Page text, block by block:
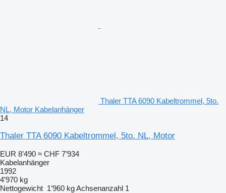
Thaler TTA 6090 Kabeltrommel, 5to.
NL, Motor Kabelanhänger
14
Thaler TTA 6090 Kabeltrommel, 5to. NL, Motor
EUR 8’490 ≈ CHF 7’934
Kabelanhänger
1992
4’970 kg
Nettogewicht 1’960 kgAchsenanzahl 1